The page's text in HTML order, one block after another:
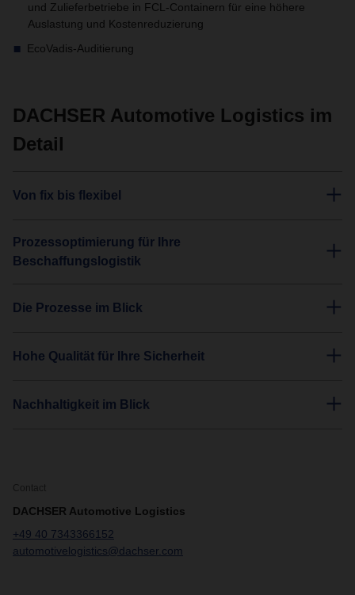
und Zulieferbetriebe in FCL-Containern für eine höhere
Auslastung und Kostenreduzierung
EcoVadis-Auditierung
DACHSER Automotive Logistics im
Detail
Von fix bis flexibel
Prozessoptimierung für Ihre
Beschaffungslogistik
Die Prozesse im Blick
Hohe Qualität für Ihre Sicherheit
Nachhaltigkeit im Blick
Contact
DACHSER Automotive Logistics
+49 40 7343366152
automotivelogistics@dachser.com